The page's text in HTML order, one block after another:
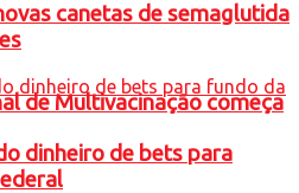
de Multivacinação começa
canetas de semaglutida
dinheiro de bets para